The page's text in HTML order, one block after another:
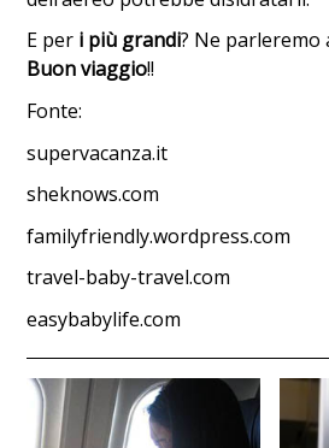
E per i più grandi? Ne parleremo
Buon viaggio!!
Fonte:
supervacanza.it
sheknows.com
familyfriendly.wordpress.com
travel-baby-travel.com
easybabylife.com